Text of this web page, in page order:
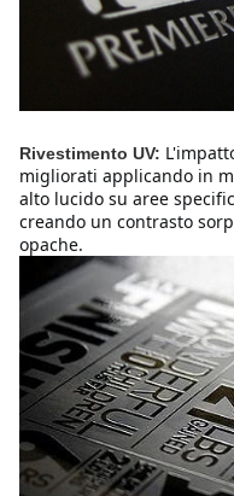
Rivestimento UV:
migliorati applicando in
alto lucido su aree
creando un contrasto
opache.